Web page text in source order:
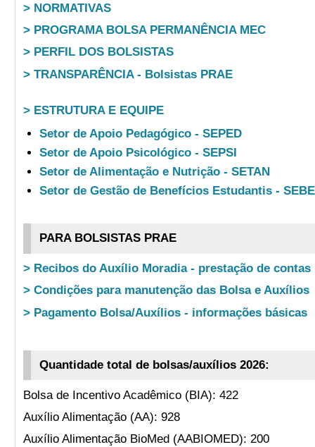
> NORMATIVAS
> PROGRAMA BOLSA PERMANÊNCIA MEC
> PERFIL DOS BOLSISTAS
> TRANSPARÊNCIA - Bolsistas PRAE
> ESTRUTURA E EQUIPE
Setor de Apoio Pedagógico - SEPED
Setor de Apoio Psicológico - SEPSI
Setor de Alimentação e Nutrição - SETAN
Setor de Gestão de Benefícios Estudantis -
PARA BOLSISTAS PRAE
> Recibos do Auxílio Moradia - prestação de contas
> Condições para manutenção das Bolsa e Auxílios
> Pagamento Bolsa/Auxílios - informações básicas
Quantidade total de bolsas/auxílios 2026:
Bolsa de Incentivo Acadêmico (BIA): 422
Auxílio Alimentação (AA): 928
Auxílio Alimentação BioMed (AABIOMED): 200